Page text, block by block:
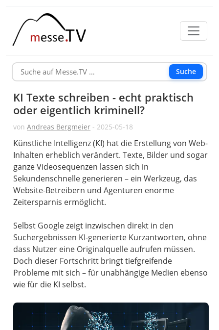
Suche
KI Texte schreiben - echt praktisch
oder eigentlich kriminell?
vonAndreas Bergmeier - 2025-05-18
Künstliche Intelligenz (KI) hat die Erstellung von Web-
Inhalten erheblich verändert. Texte, Bilder und sogar
ganze Videosequenzen lassen sich in
Sekundenschnelle generieren – ein Werkzeug, das
Website-Betreibern und Agenturen enorme
Zeitersparnis ermöglicht.
Selbst Google zeigt inzwischen direkt in den
Suchergebnissen KI-generierte Kurzantworten, ohne
dass Nutzer eine Originalquelle aufrufen müssen.
Doch dieser Fortschritt bringt tiefgreifende
Probleme mit sich – für unabhängige Medien ebenso
wie für die KI selbst.